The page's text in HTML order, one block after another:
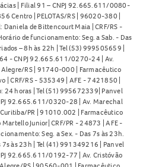
| Filial 91 – CNPJ 92.665.611/0080-
Centro | PELOTAS/RS | 96020-380 |
Daniela de Bittencourt Maia | CRF/RS -
de funcionamento: Seg. a Sab. - Das
– 8h às 22h | Tel (53) 999505659 |
- CNPJ 92.665.611/0270-24 | Av.
Alegre/RS | 91740-000 | Farmacêutico
| CRF/RS - 535349 | AFE - 7421850 |
24 horas | Tel (51) 995672339| Panvel
92.665.611/0320-28 | Av. Marechal
PR | 91010.002 | Farmacêutico
Martello Junior| CRF/PR - 24873 | AFE -
Seg. a Sex. - Das 7s às 23h.
7s às 23h | Tel (41) 991349216 | Panvel
92.665.611/0192-77 | Av. Cristóvão